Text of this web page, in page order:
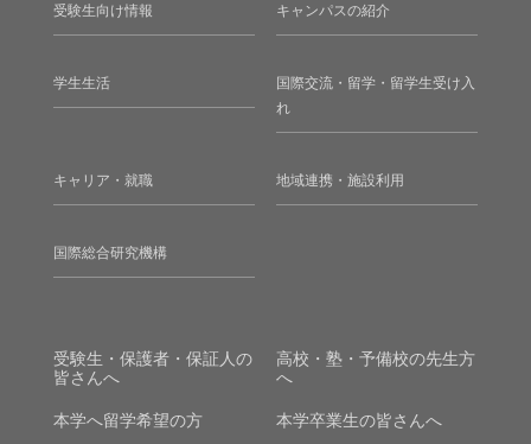
受験生向け情報 キャンパスの紹介
学生生活
国際交流・留学・留学生受け入
れ
キャリア・就職 地域連携・施設利用
国際総合研究機構
受験生・保護者・保証人の
皆さんへ
高校・塾・予備校の先生方
へ
本学へ留学希望の方 本学卒業生の皆さんへ